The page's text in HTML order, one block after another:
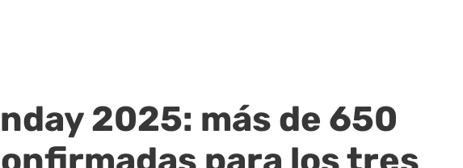
2025: más de 650